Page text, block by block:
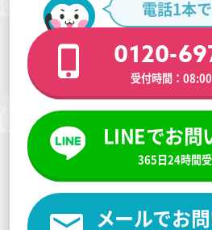
電話1本
0120-
受付時間：
LINEでお問
365日24時間受
メールでお